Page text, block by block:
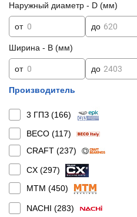
Наружный диаметр - D (мм)
от до
Ширина - B (мм)
от до
Производитель
3 ГПЗ (166)
BECO (117)
CRAFT (237)
CX (297)
MTM (450)
NACHI (283)